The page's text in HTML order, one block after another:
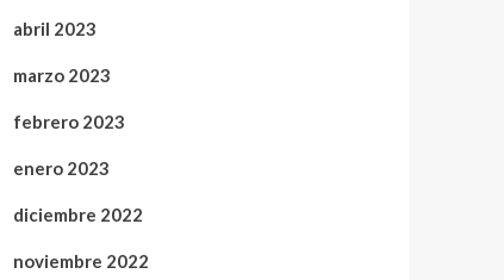
abril 2023
marzo 2023
febrero 2023
enero 2023
diciembre 2022
noviembre 2022